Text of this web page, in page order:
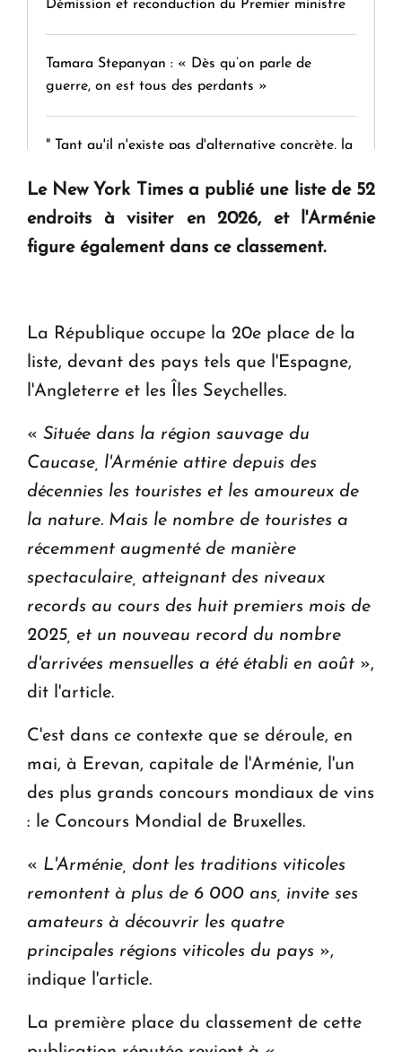
Démission et reconduction du Premier ministre
Tamara Stepanyan : « Dès qu’on parle de
guerre, on est tous des perdants »
" Tant qu'il n'existe pas d'alternative concrète, la
KASA : 30 ans d'audace, de résilience et d'avenir
en Arménie
ouvrira ses portes à Dilijan
Le New York Times a publié une liste de 52
endroits à visiter en 2026, et l'Arménie
figure également dans ce classement.
La République occupe la 20e place de la
liste, devant des pays tels que l'Espagne,
l'Angleterre et les Îles Seychelles.
« Située dans la région sauvage du
Caucase, l'Arménie attire depuis des
décennies les touristes et les amoureux de
la nature. Mais le nombre de touristes a
récemment augmenté de manière
spectaculaire, atteignant des niveaux
records au cours des huit premiers mois de
2025, et un nouveau record du nombre
d'arrivées mensuelles a été établi en août »,
dit l'article.
C'est dans ce contexte que se déroule, en
mai, à Erevan, capitale de l'Arménie, l'un
des plus grands concours mondiaux de vins
: le Concours Mondial de Bruxelles.
« L'Arménie, dont les traditions viticoles
remontent à plus de 6 000 ans, invite ses
amateurs à découvrir les quatre
principales régions viticoles du pays »,
indique l'article.
La première place du classement de cette